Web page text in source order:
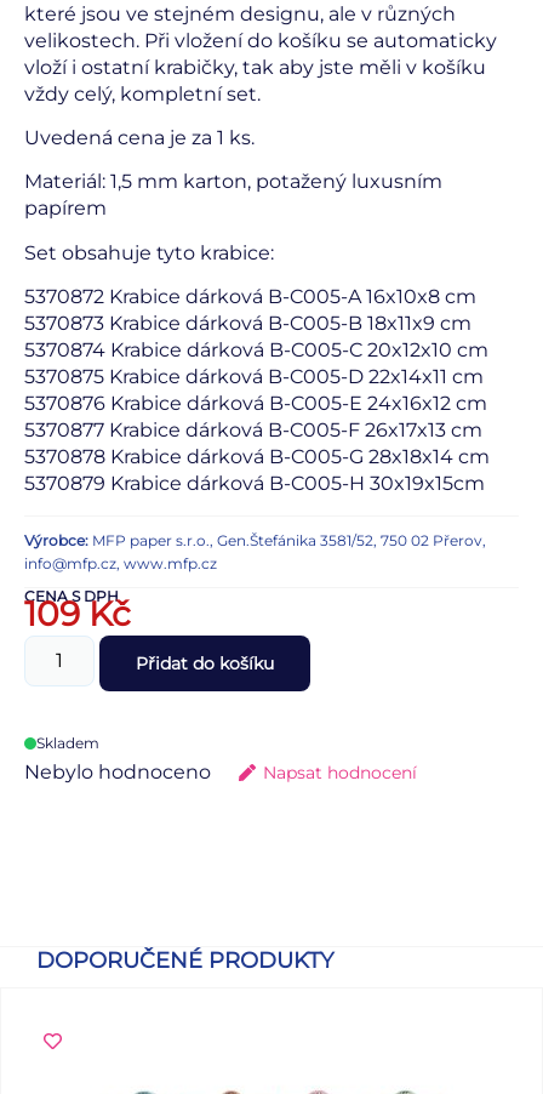
které jsou ve stejném designu, ale v různých
velikostech. Při vložení do košíku se automaticky
vloží i ostatní krabičky, tak aby jste měli v košíku
vždy celý, kompletní set.
Uvedená cena je za 1 ks.
Materiál: 1,5 mm karton, potažený luxusním
papírem
Set obsahuje tyto krabice:
5370872 Krabice dárková B-C005-A 16x10x8 cm
5370873 Krabice dárková B-C005-B 18x11x9 cm
5370874 Krabice dárková B-C005-C 20x12x10 cm
5370875 Krabice dárková B-C005-D 22x14x11 cm
5370876 Krabice dárková B-C005-E 24x16x12 cm
5370877 Krabice dárková B-C005-F 26x17x13 cm
5370878 Krabice dárková B-C005-G 28x18x14 cm
5370879 Krabice dárková B-C005-H 30x19x15cm
Výrobce: MFP paper s.r.o., Gen.Štefánika 3581/52, 750 02 Přerov,
info@mfp.cz, www.mfp.cz
CENA S DPH
109Kč
Přidat do košíku
Skladem
Nebylo hodnoceno Napsat hodnocení
DOPORUČENÉ PRODUKTY